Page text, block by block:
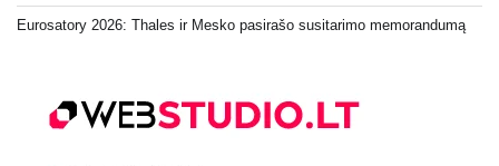
Eurosatory 2026: Thales ir Mesko pasirašo susitarimo memorandumą